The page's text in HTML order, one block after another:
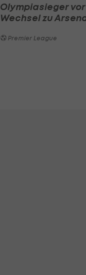
Olympiasieger vor
Wechsel zu
Premier League